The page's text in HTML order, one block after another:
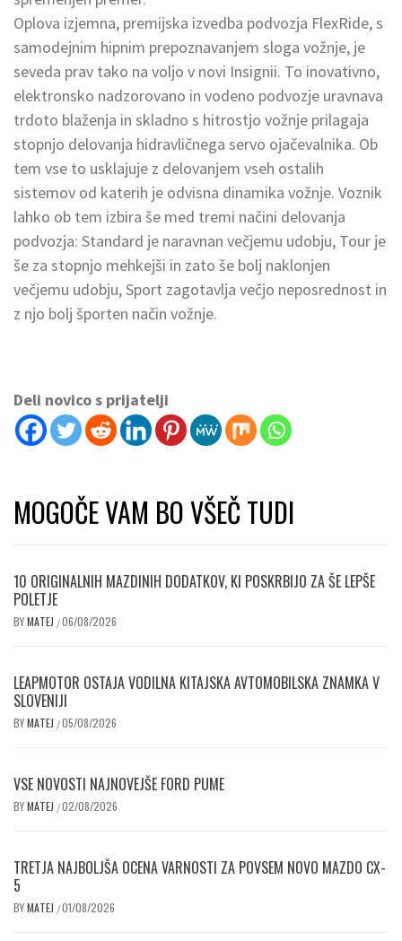
Oplova izjemna, premijska izvedba podvozja FlexRide, s
samodejnim hipnim prepoznavanjem sloga vožnje, je
seveda prav tako na voljo v novi Insignii. To inovativno,
elektronsko nadzorovano in vodeno podvozje uravnava
trdoto blaženja in skladno s hitrostjo vožnje prilagaja
stopnjo delovanja hidravličnega servo ojačevalnika. Ob
tem vse to usklajuje z delovanjem vseh ostalih
sistemov od katerih je odvisna dinamika vožnje. Voznik
lahko ob tem izbira še med tremi načini delovanja
podvozja: Standard je naravnan večjemu udobju, Tour je
še za stopnjo mehkejši in zato še bolj naklonjen
večjemu udobju, Sport zagotavlja večjo neposrednost in
z njo bolj športen način vožnje.
Deli novico s prijatelji
MOGOČE VAM BO VŠEČ TUDI
10 ORIGINALNIH MAZDINIH DODATKOV, KI POSKRBIJO ZA ŠE LEPŠE
POLETJE
BYMATEJ /06/08/2026
LEAPMOTOR OSTAJA VODILNA KITAJSKA AVTOMOBILSKA ZNAMKA V
SLOVENIJI
BYMATEJ /05/08/2026
VSE NOVOSTI NAJNOVEJŠE FORD PUME
BYMATEJ /02/08/2026
TRETJA NAJBOLJŠA OCENA VARNOSTI ZA POVSEM NOVO MAZDO CX-
5
BYMATEJ /01/08/2026